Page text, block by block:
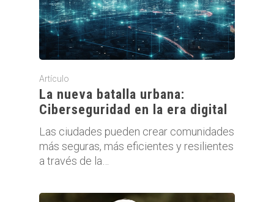
Artículo
La nueva batalla urbana:
Ciberseguridad en la era digital
Las ciudades pueden crear comunidades
más seguras, más eficientes y resilientes
a través de la…